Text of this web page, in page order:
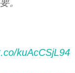
。
kuAcCSjL94